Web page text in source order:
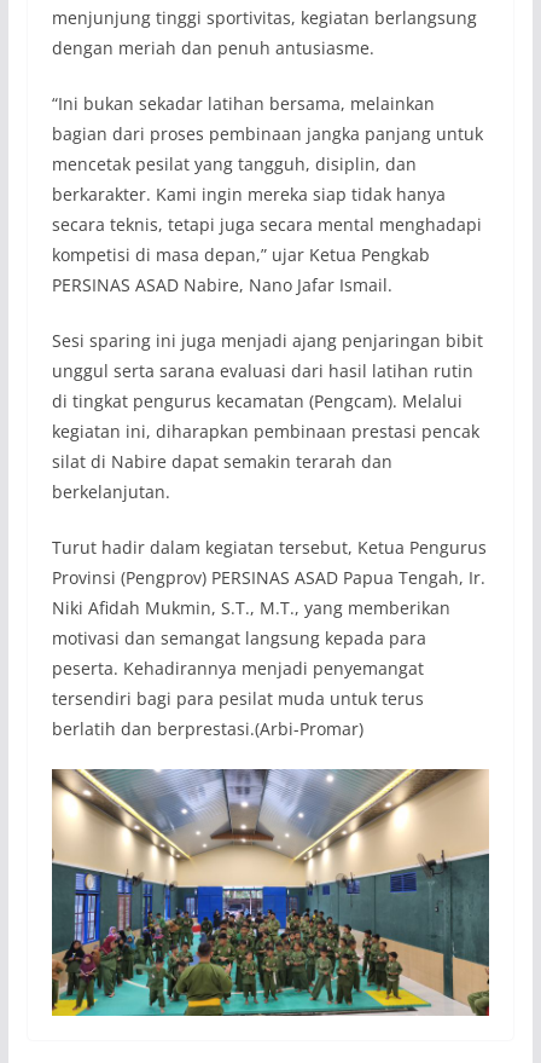
menjunjung tinggi sportivitas, kegiatan berlangsung
dengan meriah dan penuh antusiasme.
“Ini bukan sekadar latihan bersama, melainkan
bagian dari proses pembinaan jangka panjang untuk
mencetak pesilat yang tangguh, disiplin, dan
berkarakter. Kami ingin mereka siap tidak hanya
secara teknis, tetapi juga secara mental menghadapi
kompetisi di masa depan,” ujar Ketua Pengkab
PERSINAS ASAD Nabire, Nano Jafar Ismail.
Sesi sparing ini juga menjadi ajang penjaringan bibit
unggul serta sarana evaluasi dari hasil latihan rutin
di tingkat pengurus kecamatan (Pengcam). Melalui
kegiatan ini, diharapkan pembinaan prestasi pencak
silat di Nabire dapat semakin terarah dan
berkelanjutan.
Turut hadir dalam kegiatan tersebut, Ketua Pengurus
Provinsi (Pengprov) PERSINAS ASAD Papua Tengah, Ir.
Niki Afidah Mukmin, S.T., M.T., yang memberikan
motivasi dan semangat langsung kepada para
peserta. Kehadirannya menjadi penyemangat
tersendiri bagi para pesilat muda untuk terus
berlatih dan berprestasi.(Arbi-Promar)